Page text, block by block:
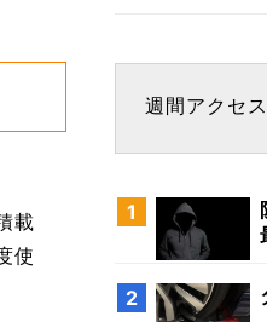
載
使
週間アクセ